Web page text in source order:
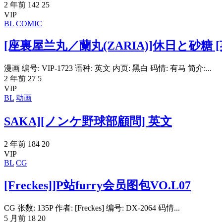
2 年前 142 25
VIP
BL COMIC
[座裏屋兰丸／蘭丸(ZARIA)]休日と砂糖
漫画 编号: VIP-1723 语种: 英文 内页: 黑白 码情: 有马 简介:...
2 年前 27 5
VIP
BL 动画
SAKA][ノンケ野球部顧問] 英文
2 年前 184 20
VIP
BL CG
[Freckes]]P站furry会员图包VO.L07
CG 张数: 135P 作者: [Freckes] 编号: DX-2064 码情...
5 月前 18 20